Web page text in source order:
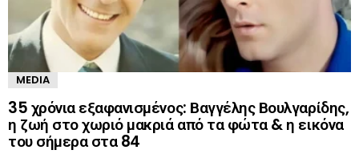
MEDIA
35 χρόνια εξαφανισμένος: Βαγγέλης Βουλγαρίδης,
η ζωή στο χωριό μακριά από τα φώτα & η εικόνα
του σήμερα στα 84